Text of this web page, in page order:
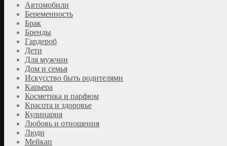
Автомобили
Беременность
Брак
Бренды
Гардероб
Дети
Для мужчин
Дом и семья
Искусство быть родителями
Карьера
Косметика и парфюм
Красота и здоровье
Кулинария
Любовь и отношения
Люди
Мейкап